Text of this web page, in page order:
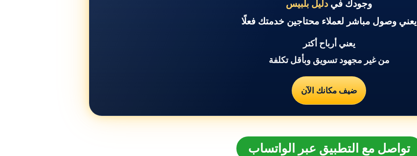
وجودك فيدليل بلبيس
يعني وصول مباشر لعملاء محتاجين خدمتك فعلًا
يعني أرباح أكتر
من غير مجهود تسويق وبأقل تكلفة
ضيف مكانك الآن
تواصل مع التطبيق عبر الواتساب